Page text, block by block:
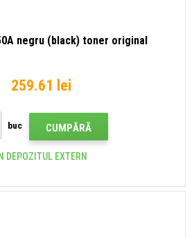
negru (black) toner original
259.61 lei
buc CUMPĂRĂ
ÎN DEPOZITUL EXTERN